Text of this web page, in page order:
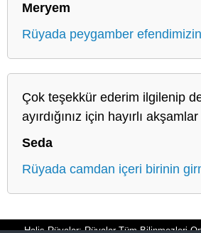
Meryem
Rüyada peygamber efendimizin
Çok teşekkür ederim ilgilenip
ayırdığınız için hayırlı akşamlar
Seda
Rüyada camdan içeri birinin
Halis Rüyalar: Rüyalar Tüm Bilinmezleri